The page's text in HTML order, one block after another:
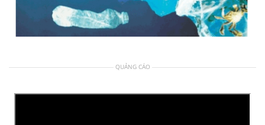
QUẢNG CÁO